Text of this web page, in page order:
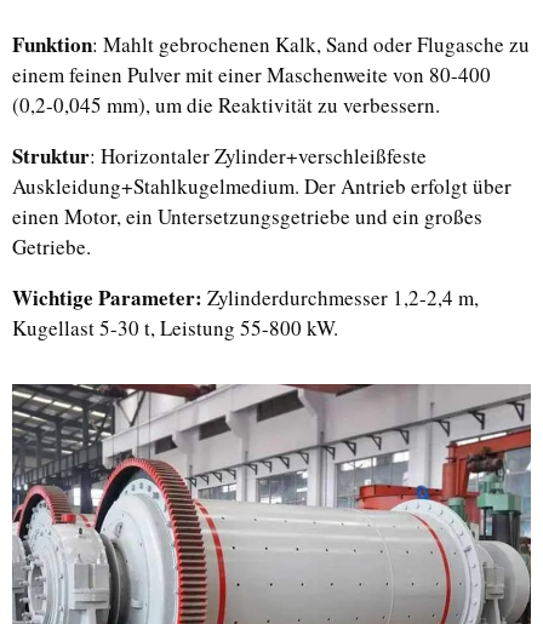
Funktion: Mahlt gebrochenen Kalk, Sand oder Flugasche zu
einem feinen Pulver mit einer Maschenweite von 80-400
(0,2-0,045 mm), um die Reaktivität zu verbessern.
Struktur: Horizontaler Zylinder+verschleißfeste
Auskleidung+Stahlkugelmedium. Der Antrieb erfolgt über
einen Motor, ein Untersetzungsgetriebe und ein großes
Getriebe.
Wichtige Parameter: Zylinderdurchmesser 1,2-2,4 m,
Kugellast 5-30 t, Leistung 55-800 kW.